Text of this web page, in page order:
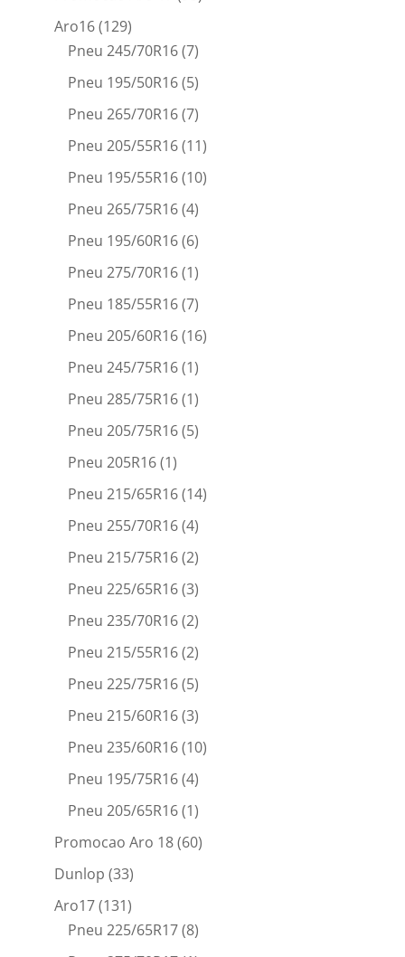
Aro16(129)
Pneu 245/70R16(7)
Pneu 195/50R16(5)
Pneu 265/70R16(7)
Pneu 205/55R16(11)
Pneu 195/55R16(10)
Pneu 265/75R16(4)
Pneu 195/60R16(6)
Pneu 275/70R16(1)
Pneu 185/55R16(7)
Pneu 205/60R16(16)
Pneu 245/75R16(1)
Pneu 285/75R16(1)
Pneu 205/75R16(5)
Pneu 205R16(1)
Pneu 215/65R16(14)
Pneu 255/70R16(4)
Pneu 215/75R16(2)
Pneu 225/65R16(3)
Pneu 235/70R16(2)
Pneu 215/55R16(2)
Pneu 225/75R16(5)
Pneu 215/60R16(3)
Pneu 235/60R16(10)
Pneu 195/75R16(4)
Pneu 205/65R16(1)
Promocao Aro 18(60)
Dunlop (33)
Aro17(131)
Pneu 225/65R17(8)